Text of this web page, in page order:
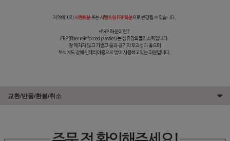
교환/반품/환불/취소